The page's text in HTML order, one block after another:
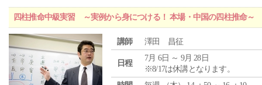
四柱推命中級実習 ～実例から身につける！ 本場・中国の四柱推命～
講師 澤田 昌征
日程
7月 6日 ～ 9月 28日
※8/17は休講となります。